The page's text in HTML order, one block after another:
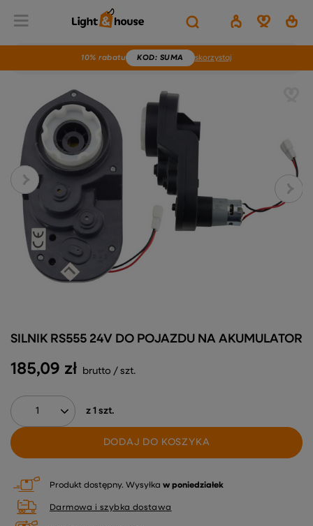
10% rabatu KOD: SUMA skorzystaj
185,09 zł brutto / szt.
z 1 szt.
DODAJ DO KOSZYKA
SILNIK RS555 24V DO POJAZDU NA AKUMULATOR
Produkt dostępny Wysyłka w poniedziałek
Darmowa i szybka dostawa